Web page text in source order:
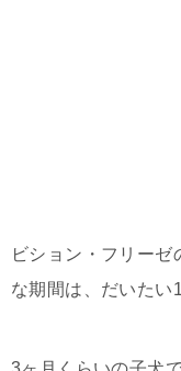
ビション・フリー
な期間は、だいたい